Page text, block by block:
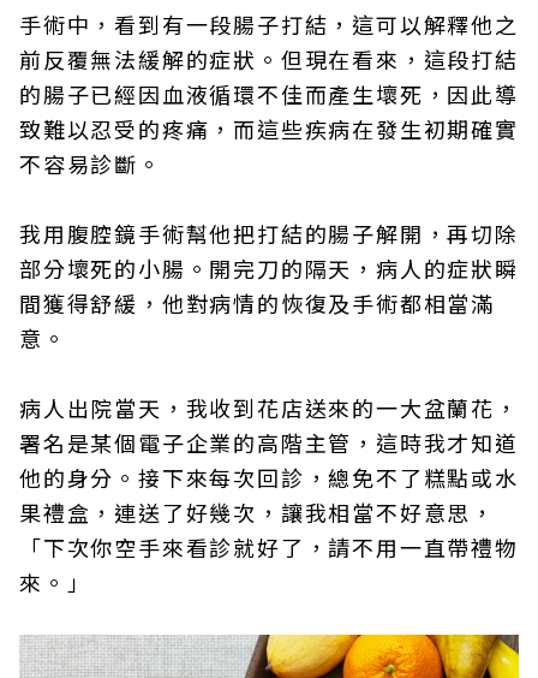
手術中，看到有一段腸子打結，這可以解釋他之
前反覆無法緩解的症狀。但現在看來，這段打結
的腸子已經因血液循環不佳而產生壞死，因此導
致難以忍受的疼痛，而這些疾病在發生初期確實
不容易診斷。
我用腹腔鏡手術幫他把打結的腸子解開，再切除
部分壞死的小腸。開完刀的隔天，病人的症狀瞬
間獲得舒緩，他對病情的恢復及手術都相當滿
意。
病人出院當天，我收到花店送來的一大盆蘭花，
署名是某個電子企業的高階主管，這時我才知道
他的身分。接下來每次回診，總免不了糕點或水
果禮盒，連送了好幾次，讓我相當不好意思，
「下次你空手來看診就好了，請不用一直帶禮物
來。」